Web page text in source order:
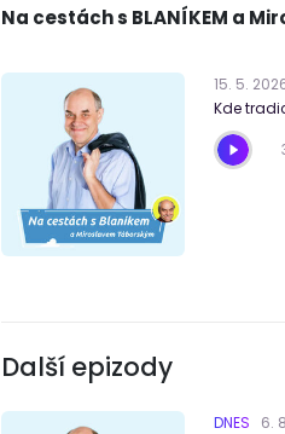
Na cestách s BLANÍKEM a
15. 5.
Kde
Další epizody
DNES 6. 8